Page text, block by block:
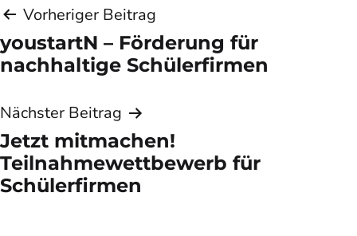
Beitragsnavigation
Vorheriger Beitrag
youstartN – Förderung für
nachhaltige Schülerfirmen
Nächster Beitrag
Jetzt mitmachen!
Teilnahmewettbewerb für
Schülerfirmen